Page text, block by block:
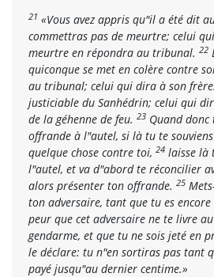
21 «Vous avez appris qu"il a été dit
commettras pas de meurtre; celui
meurtre en répondra au tribunal. 22
quiconque se met en colère contre
au tribunal; celui qui dira à son
justiciable du Sanhédrin; celui qui
de la géhenne de feu. 23 Quand
offrande à l"autel, si là tu te
quelque chose contre toi, 24 laisse là
l"autel, et va d"abord te réconcilier
alors présenter ton offrande. 25
ton adversaire, tant que tu es encore
peur que cet adversaire ne te livre
gendarme, et que tu ne sois jeté en
le déclare: tu n"en sortiras pas tant
payé jusqu"au dernier centime.»